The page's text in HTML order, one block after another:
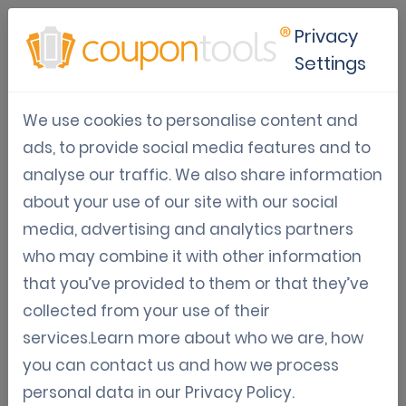
Techniques de gamification
marketing pour fidéliser les
clients
May 10, 2026
Tom Hendrix
Qu'est-ce que la gamification
marketing ?
La gamification marketing consiste à introduire
Privacy
Settings
We use cookies to personalise content and
ads, to provide social media features and to
analyse our traffic. We also share information
about your use of our site with our social
media, advertising and analytics partners
who may combine it with other information
that you’ve provided to them or that they’ve
collected from your use of their
services.Learn more about who we are, how
you can contact us and how we process
personal data in our Privacy Policy.